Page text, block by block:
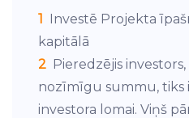
1 Investē Projekta
kapitālā
2 Pieredzējis
nozīmīgu summu, tiks
investora lomai. Viņš